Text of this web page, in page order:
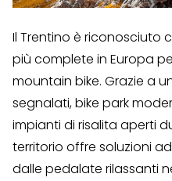
Il Trentino è riconosciuto
più complete in Europa
mountain bike. Grazie a
segnalati, bike park
impianti di risalita aperti
territorio offre soluzioni
dalle pedalate rilassanti